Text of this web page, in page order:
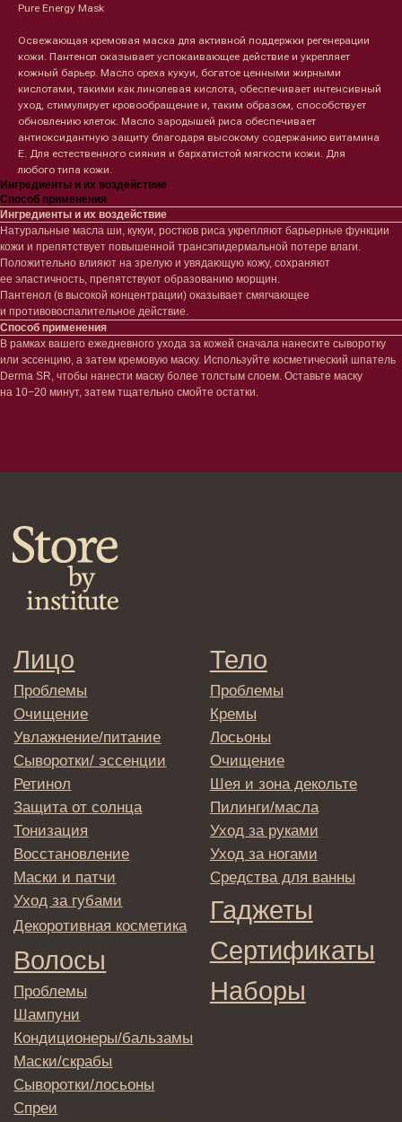
Pure Energy Mask
Освежающая кремовая маска для активной поддержки регенерации
кожи. Пантенол оказывает успокаивающее действие и укрепляет
кожный барьер. Масло ореха кукуи, богатое ценными жирными
кислотами, такими как линолевая кислота, обеспечивает интенсивный
уход, стимулирует кровообращение и, таким образом, способствует
обновлению клеток. Масло зародышей риса обеспечивает
антиоксидантную защиту благодаря высокому содержанию витамина
Е. Для естественного сияния и бархатистой мягкости кожи. Для
любого типа кожи.
Ингредиенты и их воздействие
Способ применения
Ингредиенты и их воздействие
Натуральные масла ши, кукуи, ростков риса укрепляют барьерные функции
кожи и препятствует повышенной трансэпидермальной потере влаги.
Положительно влияют на зрелую и увядающую кожу, сохраняют
ее эластичность, препятствуют образованию морщин.
Пантенол (в высокой концентрации) оказывает смягчающее
и противовоспалительное действие.
Способ применения
В рамках вашего ежедневного ухода за кожей сначала нанесите сыворотку
или эссенцию, а затем кремовую маску. Используйте косметический шпатель
Derma SR, чтобы нанести маску более толстым слоем. Оставьте маску
на 10−20 минут, затем тщательно смойте остатки.
Тело
Проблемы
Лосьоны
Очищение
Шея и зона декольте
Пилинги/масла
Уход за руками
Уход за ногами
Средства для ванны
Гаджеты
Сертификаты
Наборы
Клиентам
Система лояльности
Доставка и самовывоз
Оплата и возврат
Согласие на обработку
конфиденциальности
Договор оферта
Реквизиты и контакты
Подписаться
E-mail
→
Отправляя адрес электронной почты
вы соглашаетесь с политикой в отношении
обработки персональных данных
Лицо
Проблемы
Очищение
Увлажнение/питание
Сыворотки/ эссенции
Ретинол
Защита от солнца
Тонизация
Восстановление
Маски и патчи
Уход за губами
Декоротивная косметика
Волосы
Проблемы
© 2025 Institute Store